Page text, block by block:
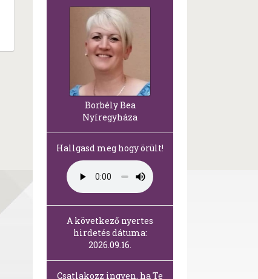
Borbély Bea
Nyíregyháza
Hallgasd meg hogy örült!
A következő nyertes
hirdetés dátuma:
2026.09.16.
Csatlakozz ingyen, ha Te